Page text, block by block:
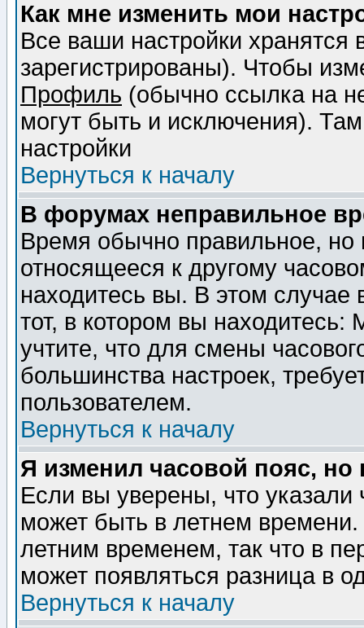
Как мне изменить мои
Все ваши настройки
зарегистрированы). Чтобы
Профиль (обычно ссылка на
могут быть и исключения).
настройки
Вернуться к началу
В форумах неправильное
Время обычно правильное,
относящееся к другому
находитесь вы. В этом
тот, в котором вы
учтите, что для смены
большинства настроек,
пользователем.
Вернуться к началу
Я изменил часовой пояс,
Если вы уверены, что указали
может быть в летнем
летним временем, так что в
может появляться разница в
Вернуться к началу